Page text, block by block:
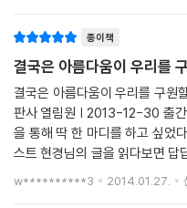
“이만하면 잘 적응한, 성공적인
만 날이 갈수록 분명해지는 것은
다. 이 익숙함, 이 편안함 속에서
그 정도가 아니라 그 무언가가
이 들었다. 무엇이 태어나려고
하지만 점점 분명해지는 것은 내
다면 ‘그 무엇’은 결코 태어나지
종이책
결국은 아름다움이 우리를
결국은 아름다움이 우리를 구원할 거야. 1:
판사 열림원 | 2013-12-30 출간
을 통해 딱 한 마디를 하고 싶었다. 그것은 우
스트 현경님의 글을 읽다보면 답
낌이 든다. 날개를 달고 내가 원하
w**********3 2014.01.27.